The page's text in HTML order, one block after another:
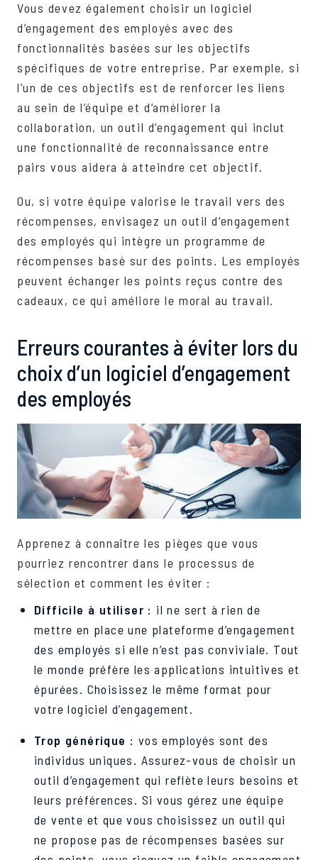
Vous devez également choisir un logiciel
d’engagement des employés avec des
fonctionnalités basées sur les objectifs
spécifiques de votre entreprise. Par exemple, si
l’un de ces objectifs est de renforcer les liens
au sein de l’équipe et d’améliorer la
collaboration, un outil d’engagement qui inclut
une fonctionnalité de reconnaissance entre
pairs vous aidera à atteindre cet objectif.
Ou, si votre équipe valorise le travail vers des
récompenses, envisagez un outil d’engagement
des employés qui intègre un programme de
récompenses basé sur des points. Les employés
peuvent échanger les points reçus contre des
cadeaux, ce qui améliore le moral au travail.
Erreurs courantes à éviter lors du
choix d’un logiciel d’engagement
des employés
Apprenez à connaître les pièges que vous
pourriez rencontrer dans le processus de
sélection et comment les éviter :
Difficile à utiliser : il ne sert à rien de
mettre en place une plateforme d’engagement
des employés si elle n’est pas conviviale. Tout
le monde préfère les applications intuitives et
épurées. Choisissez le même format pour
votre logiciel d’engagement.
Trop générique : vos employés sont des
individus uniques. Assurez-vous de choisir un
outil d’engagement qui reflète leurs besoins et
leurs préférences. Si vous gérez une équipe
de vente et que vous choisissez un outil qui
ne propose pas de récompenses basées sur